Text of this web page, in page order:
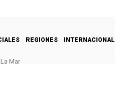
REGIONES INTERNACIONAL
Mar